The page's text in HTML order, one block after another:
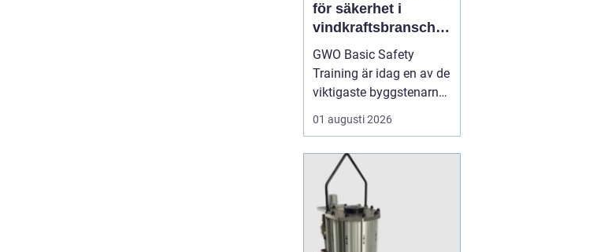
för säkerhet i
vindkraftsbransche
n
GWO Basic Safety
Training är idag en av de
viktigaste byggstenarna
för alla som vill arbeta
professionellt inom
skapar en gemensam
säkerhetsnivå i en
bransch där jobbet ofta
sker långt frå...
01 augusti 2026